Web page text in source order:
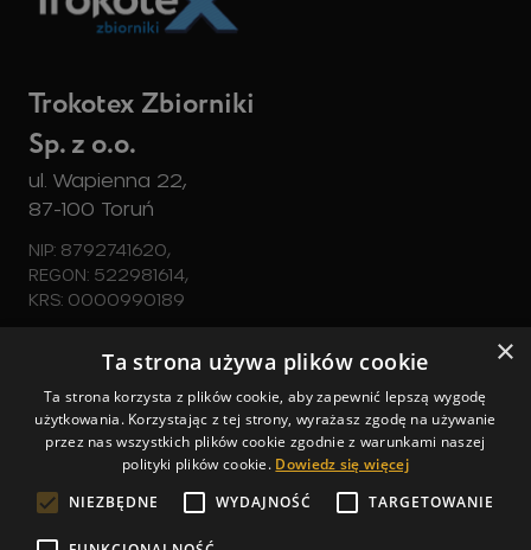
Trokotex Zbiorniki
Sp. z o.o.
ul. Wapienna 22,
87-100 Toruń
NIP: 8792741620,
REGON: 522981614,
KRS: 0000990189
Zbiorniki
tel. 728 540 350
zbiorniki@trokotex.pl
Copyright © 2026 Trokotex. Wszelkie prawa
Zapytaj o ofertę
+48 728 540 350
×
Ta strona używa plików cookie
Ta strona korzysta z plików cookie, aby zapewnić lepszą wygodę
użytkowania. Korzystając z tej strony, wyrażasz zgodę na używanie
przez nas wszystkich plików cookie zgodnie z warunkami naszej
polityki plików cookie. Dowiedz się więcej
NIEZBĘDNE
WYDAJNOŚĆ TARGETOWANIE